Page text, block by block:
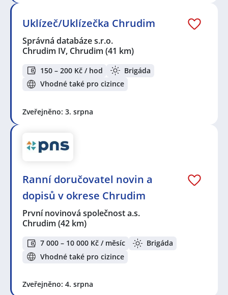
Uklízeč/Uklízečka Chrudim
Správná databáze s.r.o.
Chrudim IV, Chrudim (41 km)
150 – 200 Kč / hod
Brigáda
Vhodné také pro cizince
Zveřejněno: 3. srpna
Ranní doručovatel novin a
dopisů v okrese Chrudim
První novinová společnost a.s.
Chrudim (42 km)
7 000 – 10 000 Kč / měsíc
Brigáda
Vhodné také pro cizince
Zveřejněno: 4. srpna